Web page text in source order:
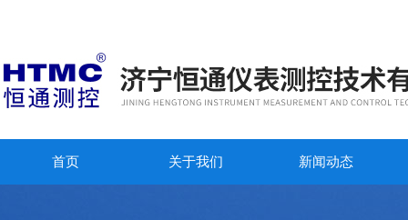
首页 关于我们 新闻动态